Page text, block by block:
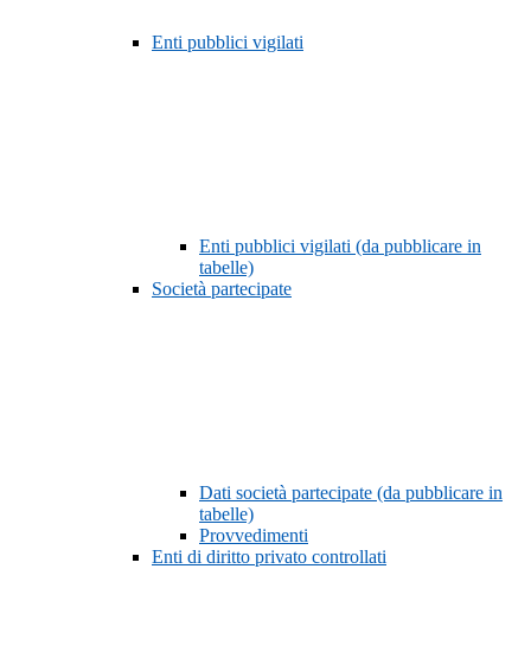
Enti pubblici vigilati
Enti pubblici vigilati (da pubblicare in
tabelle)
Società partecipate
Dati società partecipate (da pubblicare in
tabelle)
Provvedimenti
Enti di diritto privato controllati